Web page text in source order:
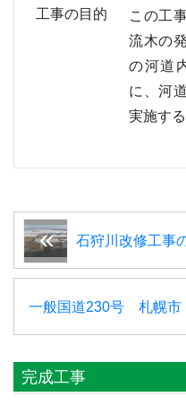
工事の目的
この工
流木の
の河道
に、河
実施す
石狩川改修工事
一般国道230号 札幌
完成工事